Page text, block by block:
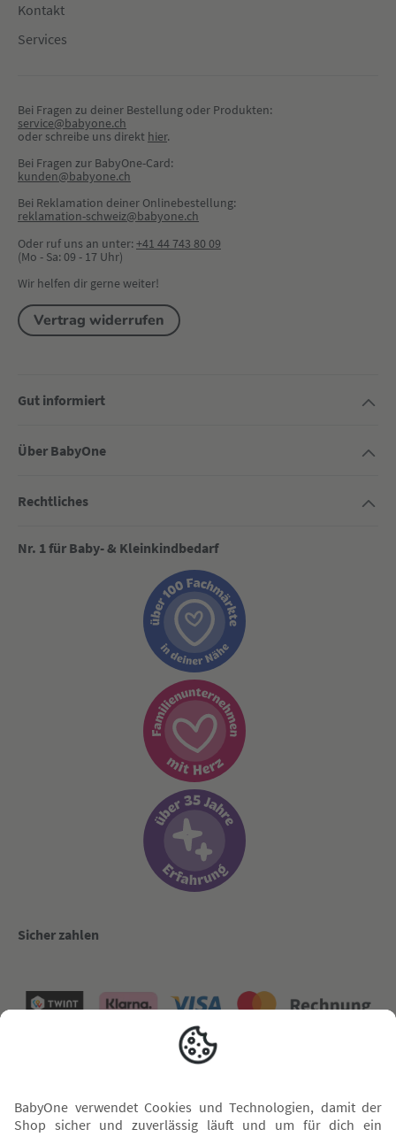
Kontakt
Services
Bei Fragen zu deiner Bestellung oder Produkten:
service@babyone.ch
oder schreibe uns direkt hier.
Bei Fragen zur BabyOne-Card:
kunden@babyone.ch
Bei Reklamation deiner Onlinebestellung:
reklamation-schweiz@babyone.ch
Oder ruf uns an unter:+41 44 743 80 09
(Mo - Sa: 09 - 17 Uhr)
Wir helfen dir gerne weiter!
Vertrag widerrufen
Gut informiert
Über BabyOne
Rechtliches
Nr. 1 für Baby- & Kleinkindbedarf
Sicher zahlen